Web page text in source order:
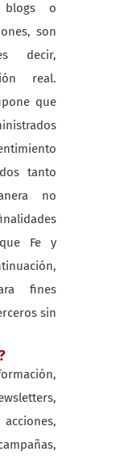
blogs o
son
decir,
real.
que
tanto
no
Fe y
fines
sin